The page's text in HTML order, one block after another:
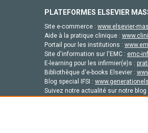
PLATEFORMES ELSEVIER
Site e-commerce : www.elsevier-
Aide à la pratique clinique :
Portail pour les institutions :
Site d'information sur l'EMC : emc-
E-learning pour les infirmier(e)s :
Bibliothèque d'e-books Elsevier :
Blog special IFSI :
Suivez notre actualité sur notre blog